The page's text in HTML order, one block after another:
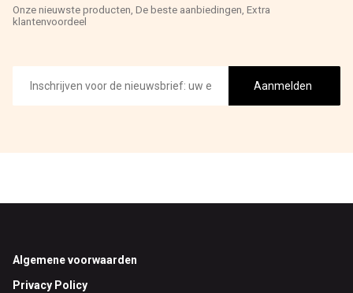
Onze nieuwste producten, De beste aanbiedingen, Extra
klantenvoordeel
mailadres
Aanmelden
Footer
Algemene voorwaarden
Privacy Policy